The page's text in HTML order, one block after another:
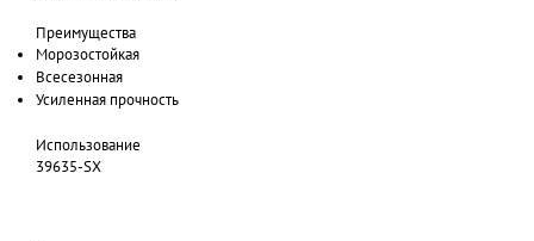
Преимущества
Морозостойкая
Всесезонная
Усиленная прочность
Использование
39635-SX